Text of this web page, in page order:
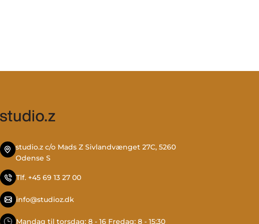
studio.z c/o Mads Z Sivlandvænget 27C, 5260
Odense S
Tlf. +45 69 13 27 00
info@studioz.dk
Mandag til torsdag: 8 - 16 Fredag: 8 - 15:30